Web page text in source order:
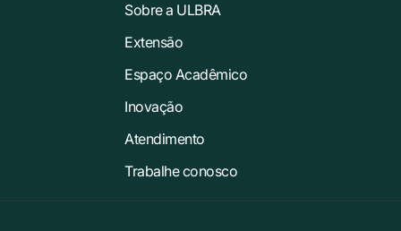
Sobre a ULBRA
Extensão
Espaço Acadêmico
Inovação
Atendimento
Trabalhe conosco